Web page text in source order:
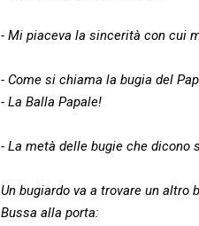
- Mi piaceva la sincerità con cui
- Come si chiama la bugia del
- La Balla Papale!
- La metà delle bugie che dicono
Un bugiardo va a trovare un altro
Bussa alla porta: